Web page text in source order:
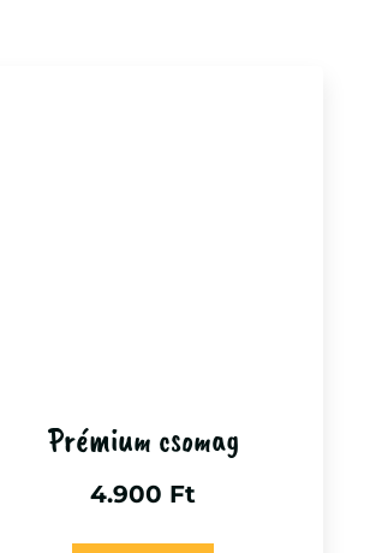
Prémium csomag
4.900 Ft